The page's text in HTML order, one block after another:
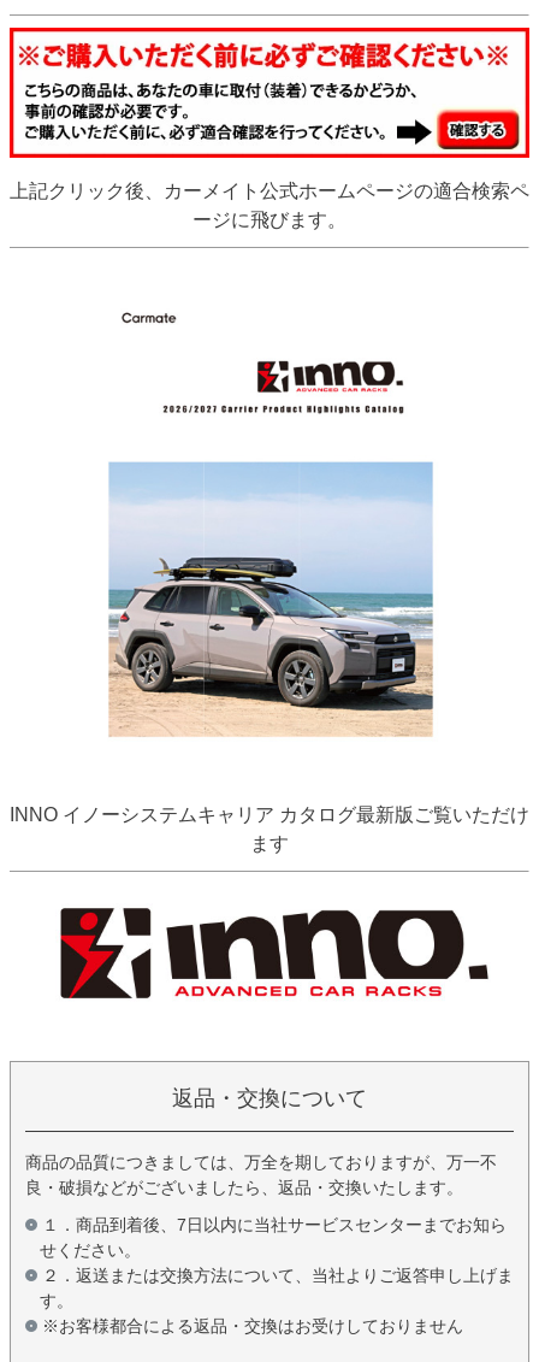
上記クリック後、カーメイト公式ホームページの適合検索ペ
ージに飛びます。
INNO イノーシステムキャリア カタログ最新版ご覧いただけ
ます
返品・交換について
商品の品質につきましては、万全を期しておりますが、万一不
良・破損などがございましたら、返品・交換いたします。
１．商品到着後、7日以内に当社サービスセンターまでお知ら
せください。
２．返送または交換方法について、当社よりご返答申し上げま
す。
※お客様都合による返品・交換はお受けしておりません